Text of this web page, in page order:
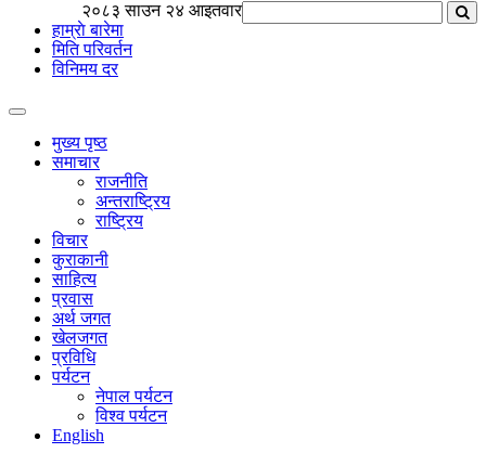
२०८३ साउन २४ आइतवार
हाम्राे बारेमा
मिति परिवर्तन
विनिमय दर
मुख्य पृष्ठ
समाचार
राजनीति
अन्तराष्ट्रिय
राष्ट्रिय
विचार
कुराकानी
साहित्य
प्रवास
अर्थ जगत
खेलजगत
प्रविधि
पर्यटन
नेपाल पर्यटन
विश्व पर्यटन
English